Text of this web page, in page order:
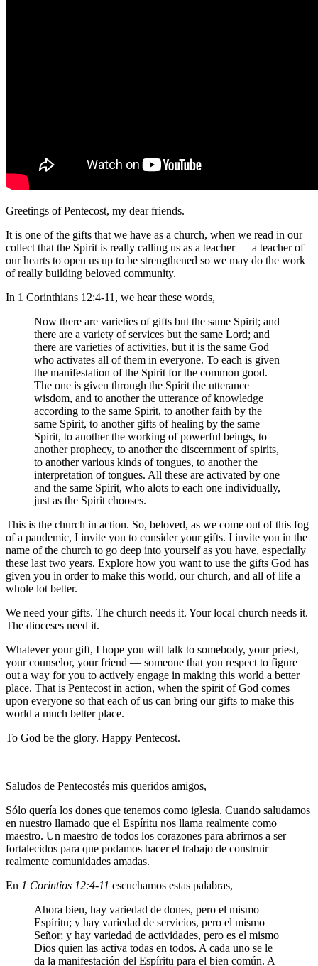
Greetings of Pentecost, my dear friends.
It is one of the gifts that we have as a church, when we read in our
collect that the Spirit is really calling us as a teacher — a teacher of
our hearts to open us up to be strengthened so we may do the work
of really building beloved community.
In 1 Corinthians 12:4-11, we hear these words,
Now there are varieties of gifts but the same Spirit; and
there are a variety of services but the same Lord; and
there are varieties of activities, but it is the same God
who activates all of them in everyone. To each is given
the manifestation of the Spirit for the common good.
The one is given through the Spirit the utterance
wisdom, and to another the utterance of knowledge
according to the same Spirit, to another faith by the
same Spirit, to another gifts of healing by the same
Spirit, to another the working of powerful beings, to
another prophecy, to another the discernment of spirits,
to another various kinds of tongues, to another the
interpretation of tongues. All these are activated by one
and the same Spirit, who alots to each one individually,
just as the Spirit chooses.
This is the church in action. So, beloved, as we come out of this fog
of a pandemic, I invite you to consider your gifts. I invite you in the
name of the church to go deep into yourself as you have, especially
these last two years. Explore how you want to use the gifts God has
given you in order to make this world, our church, and all of life a
whole lot better.
We need your gifts. The church needs it. Your local church needs it.
The dioceses need it.
Whatever your gift, I hope you will talk to somebody, your priest,
your counselor, your friend — someone that you respect to figure
out a way for you to actively engage in making this world a better
place. That is Pentecost in action, when the spirit of God comes
upon everyone so that each of us can bring our gifts to make this
world a much better place.
To God be the glory. Happy Pentecost.
Saludos de Pentecostés mis queridos amigos,
Sólo quería los dones que tenemos como iglesia. Cuando saludamos
en nuestro llamado que el Espíritu nos llama realmente como
maestro. Un maestro de todos los corazones para abrirnos a ser
fortalecidos para que podamos hacer el trabajo de construir
realmente comunidades amadas.
En 1 Corintios 12:4-11 escuchamos estas palabras,
Ahora bien, hay variedad de dones, pero el mismo
Espíritu; y hay variedad de servicios, pero el mismo
Señor; y hay variedad de actividades, pero es el mismo
Dios quien las activa todas en todos. A cada uno se le
da la manifestación del Espíritu para el bien común. A